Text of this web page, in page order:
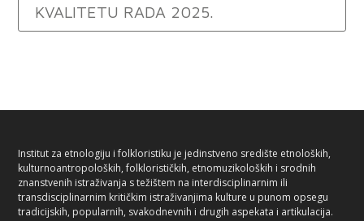
KVALITETU RADA 2025.
Institut za etnologiju i folkloristiku je jedinstveno središte etnoloških,
kulturnoantropoloških, folklorističkih, etnomuzikoloških i srodnih
znanstvenih istraživanja s težištem na interdisciplinarnim ili
transdisciplinarnim kritičkim istraživanjima kulture u punom opsegu
tradicijskih, popularnih, svakodnevnih i drugih aspekata i artikulacija.